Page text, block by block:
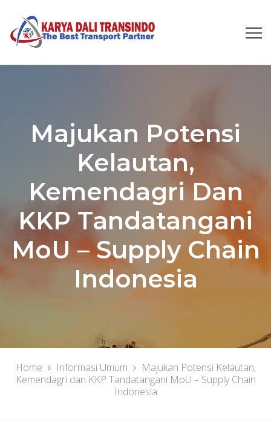
Majukan Potensi
Kelautan,
Kemendagri Dan
KKP Tandatangani
MoU – Supply Chain
Indonesia
Home Informasi Umum
Majukan Potensi Kelautan,
Kemendagri dan KKP Tandatangani MoU – Supply Chain
Indonesia